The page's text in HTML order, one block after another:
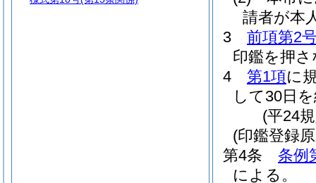
請者が本
3
前項第2
印鑑を押
4
第1項に
して30日
(平24
(印鑑登録
第4条
条例
による。